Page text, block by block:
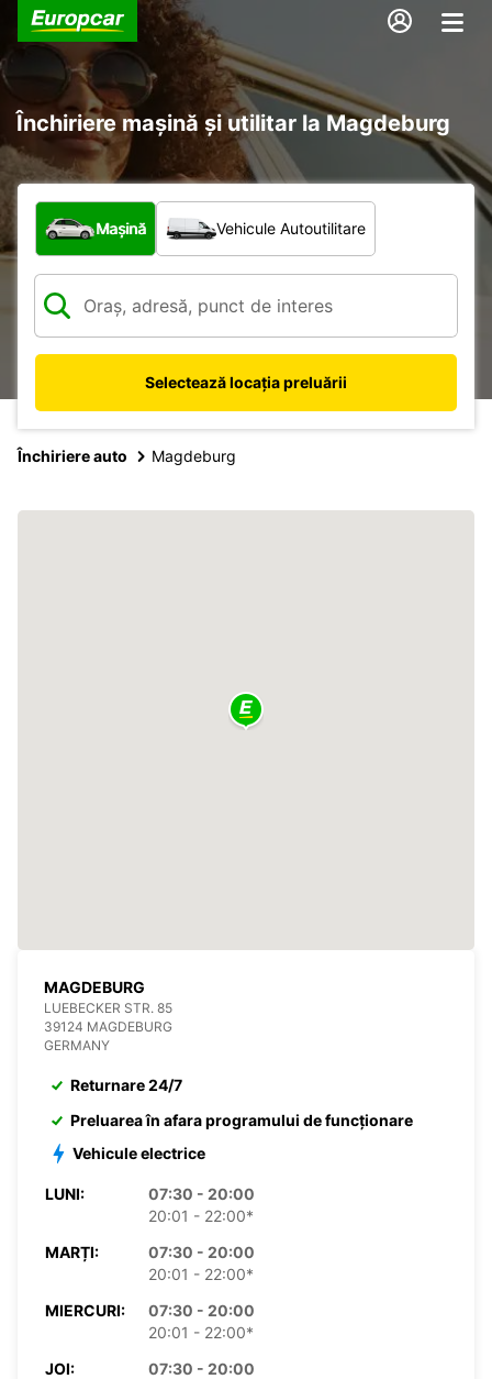
Închiriere mașină și utilitar la Magdeburg
Ce tip de vehicul?
Mașină Vehicule Autoutilitare
Selectează locația preluării
Închiriere auto Magdeburg
MAGDEBURG
LUEBECKER STR. 85
39124 MAGDEBURG
GERMANY
Returnare 24/7
Preluarea în afara programului de funcționare
Vehicule electrice
LUNI:
07:30 - 20:00
20:01 - 22:00*
MARȚI:
07:30 - 20:00
20:01 - 22:00*
MIERCURI:
07:30 - 20:00
20:01 - 22:00*
JOI:
07:30 - 20:00